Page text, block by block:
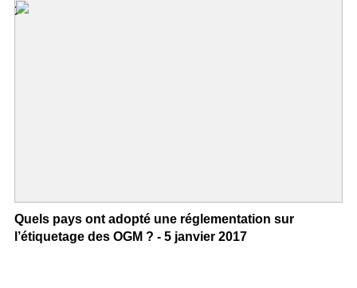
>
Quels pays ont adopté une réglementation sur
l’étiquetage des OGM ? - 5 janvier 2017